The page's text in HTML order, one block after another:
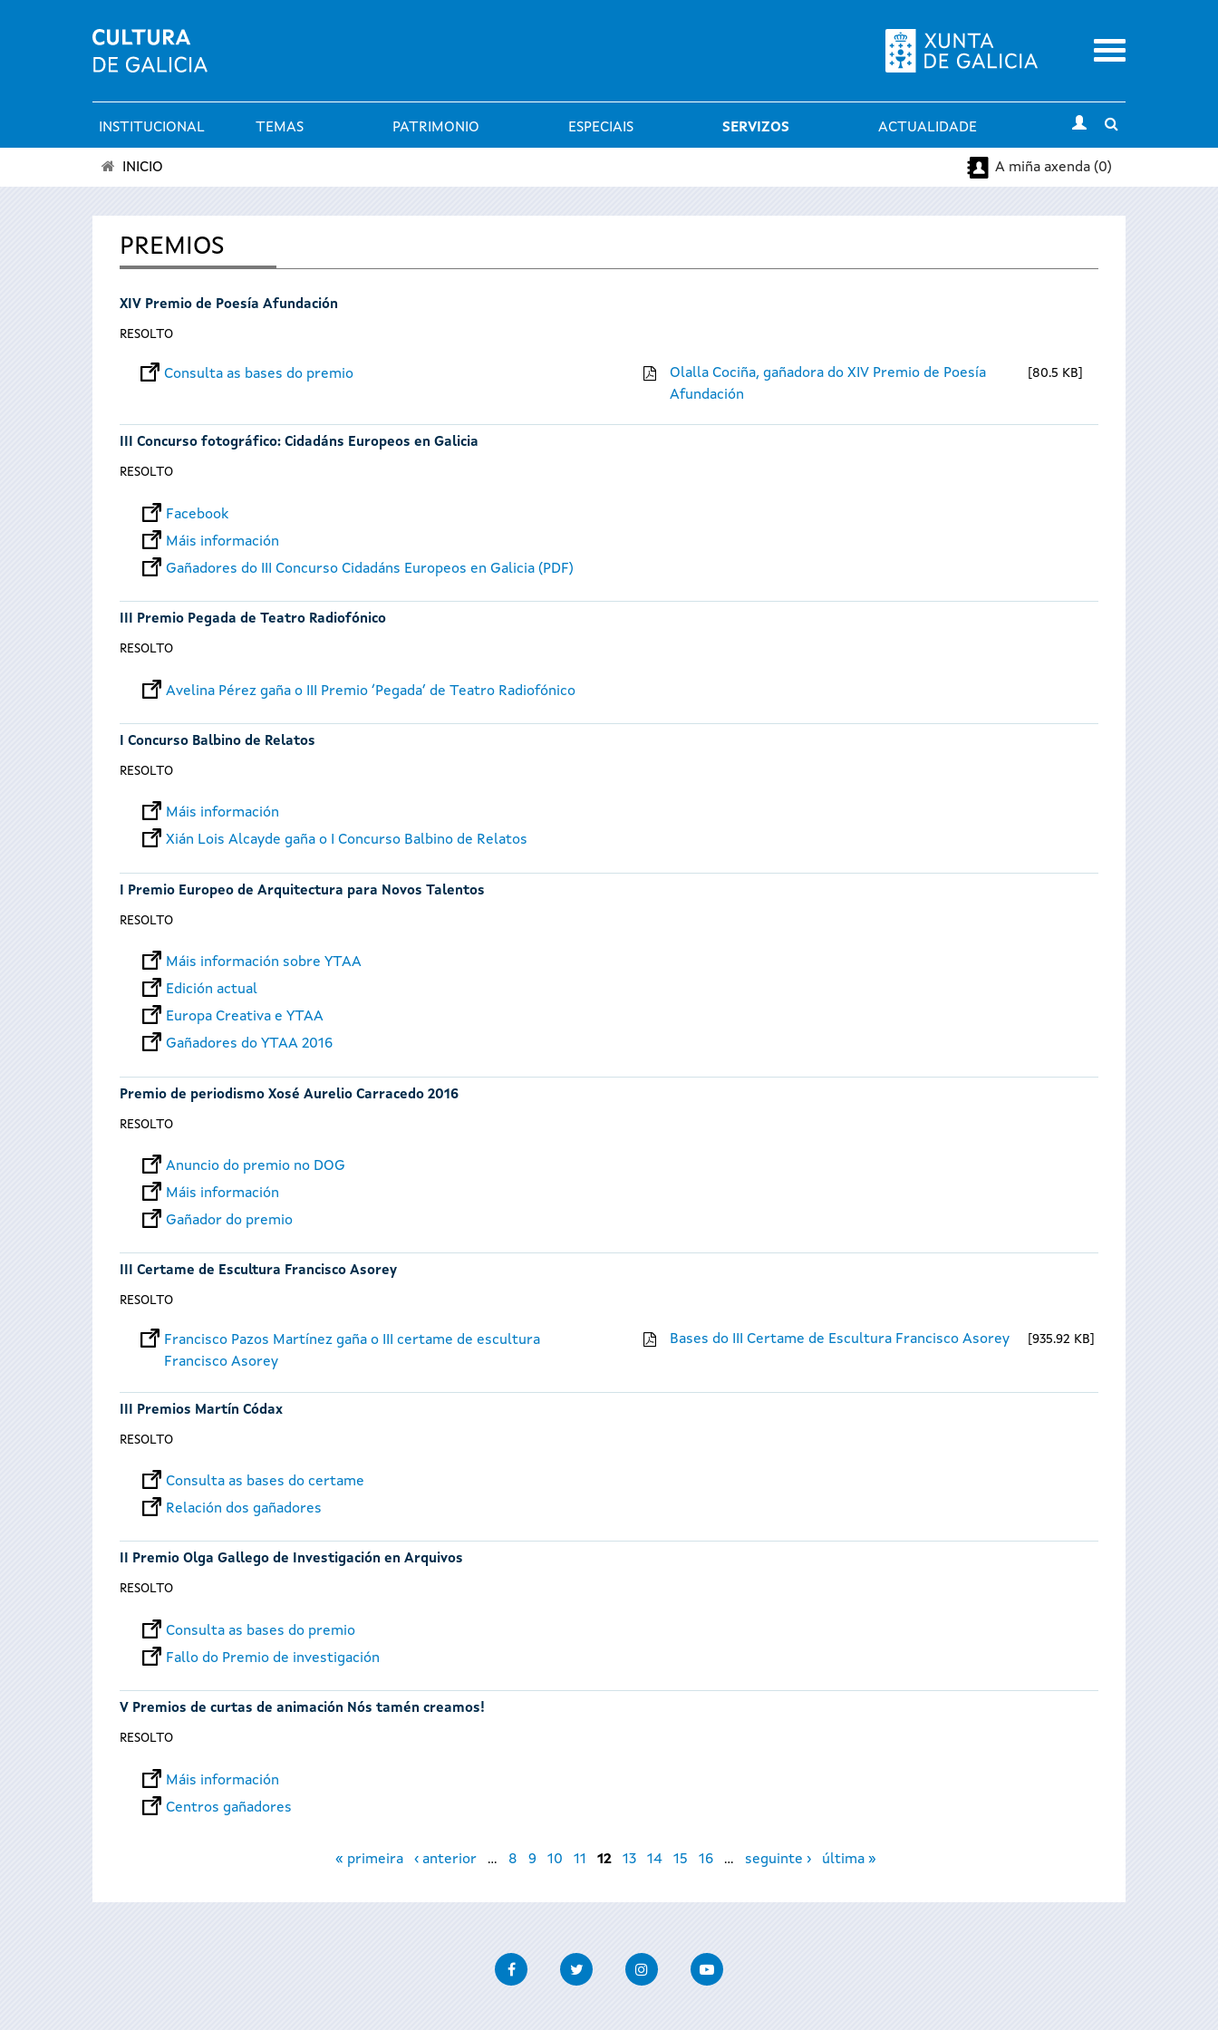
Menu
Menú
principal
INSTITUCIONAL TEMAS PATRIMONIO ESPECIAIS SERVIZOS ACTUALIDADE
search
está
INICIO A miña axenda (0)
PREMIOS
XIV Premio de Poesía Afundación
RESOLTO
Consulta as bases do premio
Olalla Cociña, gañadora do XIV Premio de Poesía
Afundación
80.5 KB
III Concurso fotográfico: Cidadáns Europeos en Galicia
RESOLTO
Facebook
Máis información
Gañadores do III Concurso Cidadáns Europeos en Galicia (PDF)
III Premio Pegada de Teatro Radiofónico
RESOLTO
Avelina Pérez gaña o III Premio ‘Pegada’ de Teatro Radiofónico
I Concurso Balbino de Relatos
RESOLTO
Máis información
Xián Lois Alcayde gaña o I Concurso Balbino de Relatos
I Premio Europeo de Arquitectura para Novos Talentos
RESOLTO
Máis información sobre YTAA
Edición actual
Europa Creativa e YTAA
Gañadores do YTAA 2016
Premio de periodismo Xosé Aurelio Carracedo 2016
RESOLTO
Anuncio do premio no DOG
Máis información
Gañador do premio
III Certame de Escultura Francisco Asorey
RESOLTO
Francisco Pazos Martínez gaña o III certame de escultura
Francisco Asorey
Bases do III Certame de Escultura Francisco Asorey 935.92 KB
III Premios Martín Códax
RESOLTO
Consulta as bases do certame
Relación dos gañadores
II Premio Olga Gallego de Investigación en Arquivos
RESOLTO
Consulta as bases do premio
Fallo do Premio de investigación
V Premios de curtas de animación Nós tamén creamos!
RESOLTO
Máis información
Centros gañadores
« primeira ‹ anterior … 8 9 10 11 12 13 14 15 16 … seguinte › última »
FacebookTwitter InstagramYoutube